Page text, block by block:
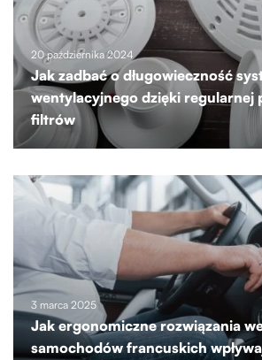
20 października 2024
Jak zadbać o długowieczność
wentylacyjnego dzięki regularnej
filtrów
3 marca 2025
Jak ergonomiczne rozwiązania
samochodów francuskich